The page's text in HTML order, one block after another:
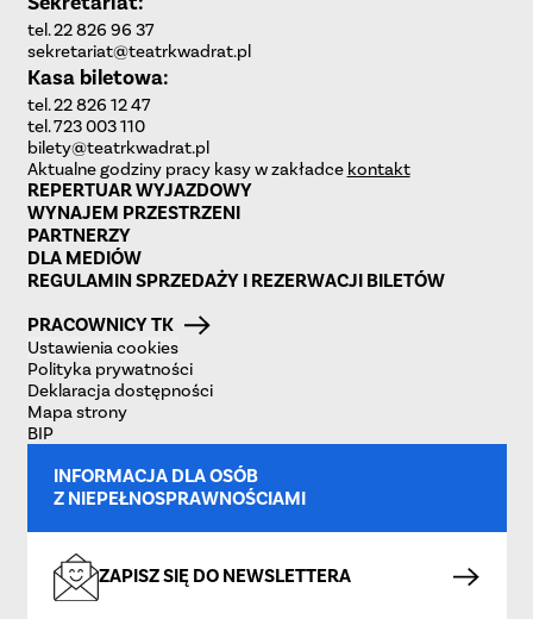
tel. 22 826 96 37
sekretariat@teatrkwadrat.pl
Kasa biletowa:
tel. 22 826 12 47
tel. 723 003 110
bilety@teatrkwadrat.pl
Aktualne godziny pracy kasy w zakładce kontakt
REPERTUAR WYJAZDOWY
WYNAJEM PRZESTRZENI
PARTNERZY
DLA MEDIÓW
REGULAMIN SPRZEDAŻY I REZERWACJI BILETÓW
PRACOWNICY TK
Ustawienia cookies
Polityka prywatności
Deklaracja dostępności
Mapa strony
BIP
INFORMACJA DLA OSÓB
Z NIEPEŁNOSPRAWNOŚCIAMI
ZAPISZ SIĘ DO NEWSLETTERA